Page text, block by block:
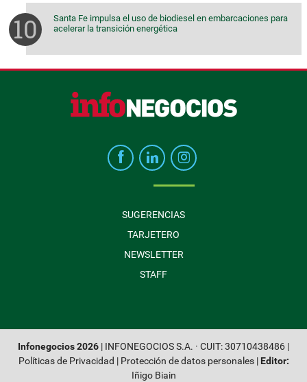
Santa Fe impulsa el uso de biodiesel en embarcaciones para
acelerar la transición energética
SUGERENCIAS
TARJETERO
NEWSLETTER
STAFF
Infonegocios 2026 | INFONEGOCIOS S.A. · CUIT: 30710438486 |
Políticas de Privacidad | Protección de datos personales| Editor:
Iñigo Biain